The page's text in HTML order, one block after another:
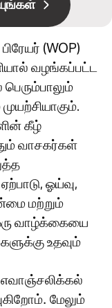
(WOP)
வழங்கப்பட்ட
கீழ்
வாசகர்கள்
ஓய்வு,
மற்றும்
வாழ்க்கையை
உதவும்
மேலும்